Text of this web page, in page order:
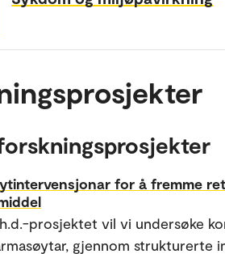
for å fremme
prosjektet vil vi undersøke
gjennom strukturerte